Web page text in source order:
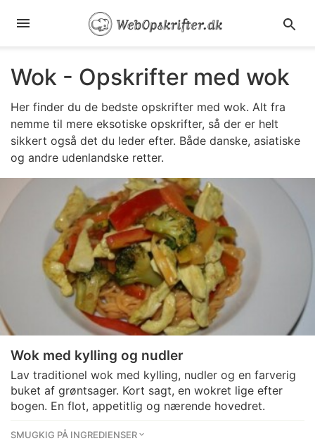
Wok - Opskrifter med wok
Her finder du de bedste opskrifter med wok. Alt fra
nemme til mere eksotiske opskrifter, så der er helt
sikkert også det du leder efter. Både danske, asiatiske
og andre udenlandske retter.
Wok med kylling og nudler
Lav traditionel wok med kylling, nudler og en farverig
buket af grøntsager. Kort sagt, en wokret lige efter
bogen. En flot, appetitlig og nærende hovedret.
SMUGKIG PÅ INGREDIENSER